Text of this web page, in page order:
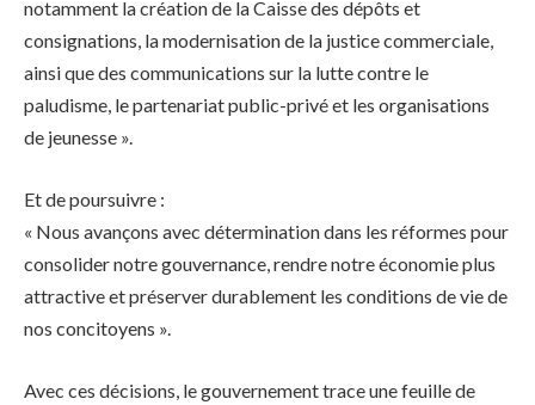
notamment la création de la Caisse des dépôts et
consignations, la modernisation de la justice commerciale,
ainsi que des communications sur la lutte contre le
paludisme, le partenariat public-privé et les organisations
de jeunesse ».
Et de poursuivre :
« Nous avançons avec détermination dans les réformes pour
consolider notre gouvernance, rendre notre économie plus
attractive et préserver durablement les conditions de vie de
nos concitoyens ».
Avec ces décisions, le gouvernement trace une feuille de